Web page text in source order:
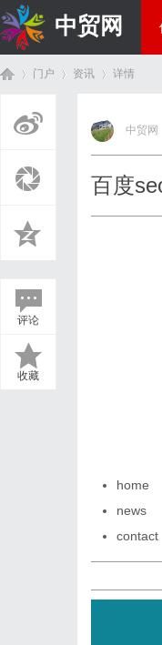
中贸网
门户 资讯
›
详情
评论
收藏
中贸网
百度
home
news
contact